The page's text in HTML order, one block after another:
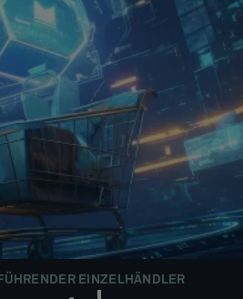
EINZELHÄNDLER